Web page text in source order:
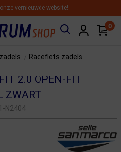
vernieuwde website!
0
Racefiets zadels
2.0 OPEN-FIT
ZWART
N2404